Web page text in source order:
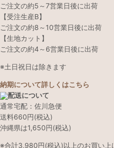
ご注文の約5～7営業日後に出荷
【受注生産B】
ご注文の約8～10営業日後に出荷
【生地カット】
ご注文の約4～6営業日後に出荷
※土日祝日は除きます
納期について詳しくはこちら
配送について
通常宅配：佐川急便
送料660円(税込)
沖縄県は1,650円(税込)
※合計3,980円(税込)以上のお買い上